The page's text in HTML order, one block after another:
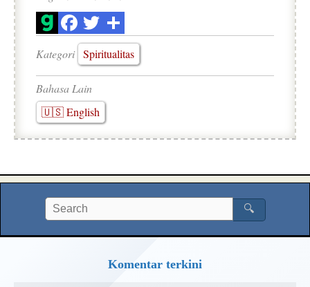
Kategori Spiritualitas
Bahasa Lain
🇺🇸 English
🔍
Komentar terkini